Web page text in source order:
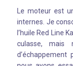
Le moteur est
internes. Je
l’huile Red Line
culasse, mais
d’échappement